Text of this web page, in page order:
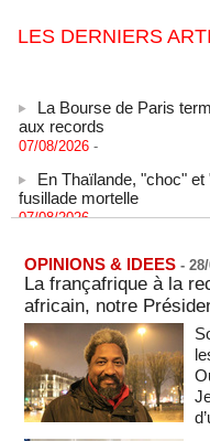
LES DERNIERS
aux records
07/08/2026 -
fusillade mortelle
07/08/2026 -
37,5 milliards de francs
07/08/2026 -
Les États-Unis
en Palestine occupée
07/08/2026 -
ENTRETIEN
Faye se comporte déjà
(Partie 1)
MOMAR
OPINIONS & IDEES -
La françafrique à la
africain, notre